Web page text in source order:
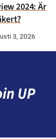
2024: Är
3, 2026